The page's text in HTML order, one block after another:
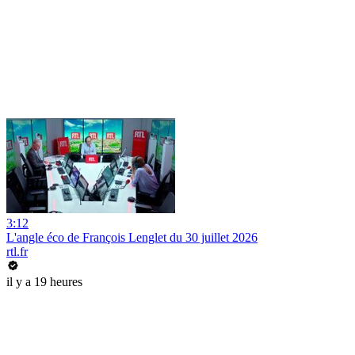
3:12
L'angle éco de François Lenglet du 30 juillet 2026
rtl.fr
il y a 19 heures